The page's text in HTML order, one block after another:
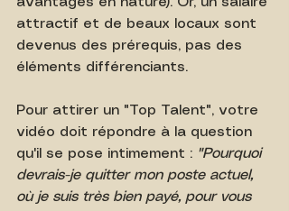
attractif et de beaux locaux sont
devenus des prérequis, pas des
éléments différenciants.
Pour attirer un "Top Talent", votre
vidéo doit répondre à la question
qu'il se pose intimement : "Pourquoi
devrais-je quitter mon poste actuel,
où je suis très bien payé, pour vous